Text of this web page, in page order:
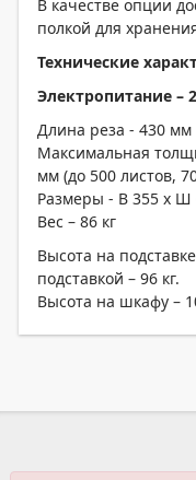
В качестве опции
полкой для
Технические
Электропитание –
Длина реза - 430 мм
Максимальная
мм (до 500 листов,
Размеры - В 355 х Ш
Вес – 86 кг
Высота на
подставкой – 96 кг.
Высота на шкафу –